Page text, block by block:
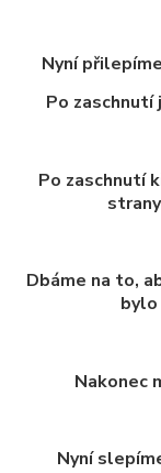
Nyní
Po
Po zaschnutí
Dbáme na to,
bylo
Nakonec
Nyní